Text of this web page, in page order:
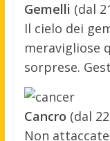
Gemelli (dal
Il cielo dei
meravigliose
sorprese.
Cancro (dal
Non